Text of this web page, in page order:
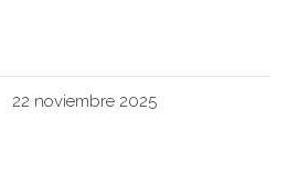
22 noviembre 2025